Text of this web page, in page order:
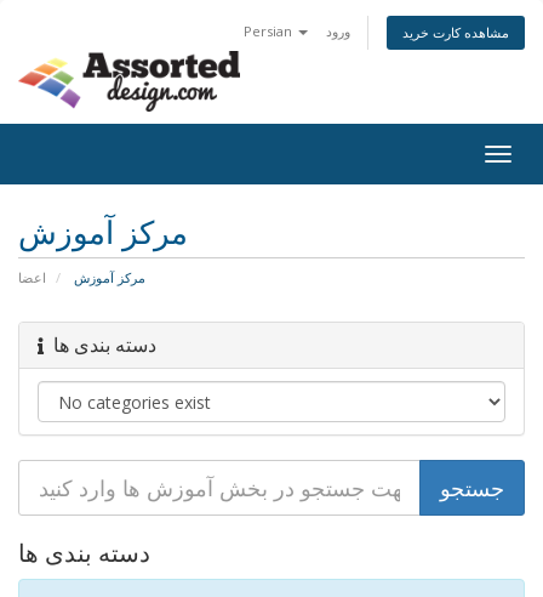
Persian ورود مشاهده کارت خرید
مرکز آموزش
اعضا مرکز آموزش
دسته بندی ها
دسته بندی ها